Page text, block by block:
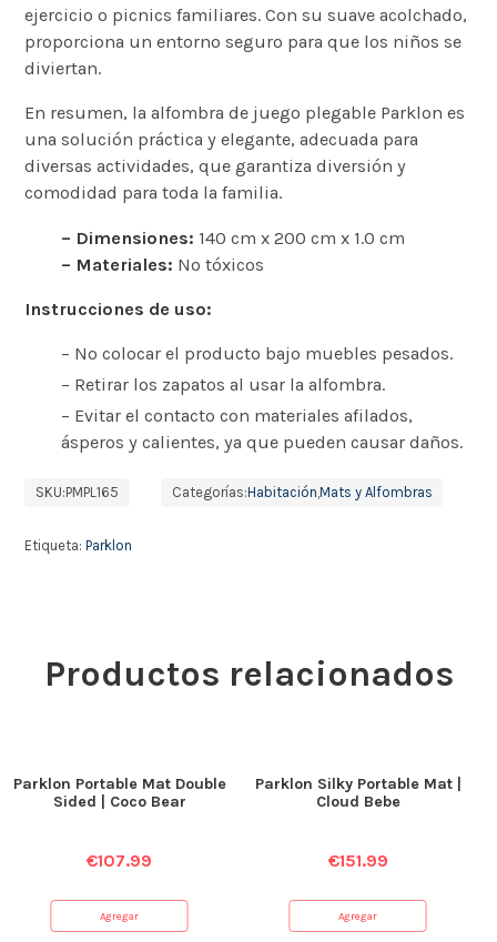
ejercicio o picnics familiares. Con su suave acolchado,
proporciona un entorno seguro para que los niños se
diviertan.
En resumen, la alfombra de juego plegable Parklon es
una solución práctica y elegante, adecuada para
diversas actividades, que garantiza diversión y
comodidad para toda la familia.
– Dimensiones: 140 cm x 200 cm x 1.0 cm
– Materiales: No tóxicos
Instrucciones de uso:
– No colocar el producto bajo muebles pesados.
– Retirar los zapatos al usar la alfombra.
– Evitar el contacto con materiales afilados,
ásperos y calientes, ya que pueden causar daños.
SKU:PMPL165 Categorías:Habitación,Mats y Alfombras
Etiqueta:Parklon
Productos relacionados
Parklon Portable Mat Double
Sided | Coco Bear
€107.99
Agregar
Parklon Silky Portable Mat |
Cloud Bebe
€151.99
Agregar